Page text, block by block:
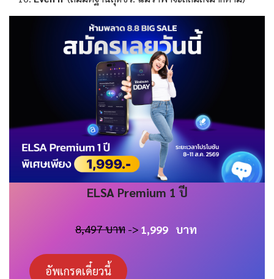
ELSA Premium 1 ปี
8,497 บาท-> 1,999 บาท
อัพเกรดเดี๋ยวนี้